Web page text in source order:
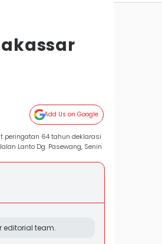
Add Us on Google
peringatan 64 tahun deklarasi
Lanto Dg. Pasewang, Senin
editorial team.